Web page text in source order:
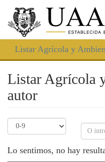
Listar Agrícola y
Listar Agrícola
autor
Lo sentimos, no hay